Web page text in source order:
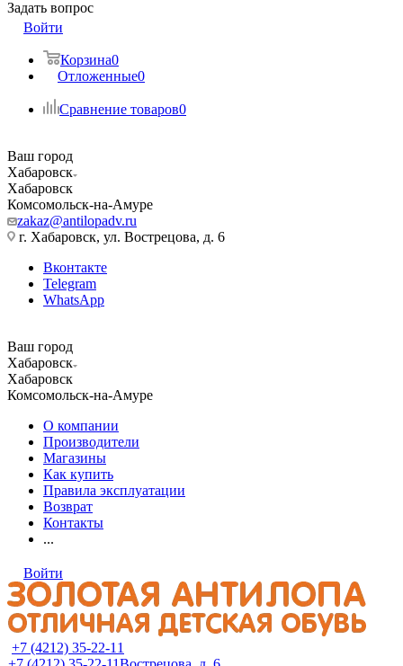
Задать вопрос
Войти
Корзина0
Отложенные0
Сравнение товаров0
Ваш город
Хабаровск
Хабаровск
Комсомольск-на-Амуре
zakaz@antilopadv.ru
г. Хабаровск, ул. Вострецова, д. 6
Вконтакте
Telegram
WhatsApp
Ваш город
Хабаровск
Хабаровск
Комсомольск-на-Амуре
О компании
Производители
Магазины
Как купить
Правила эксплуатации
Возврат
Контакты
...
Войти
+7 (4212) 35-22-11